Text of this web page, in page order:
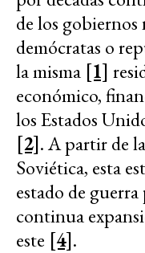
de los gobiernos
demócratas o
la misma [1]
económico,
los Estados
[2]. A partir de
Soviética, esta
estado de
continua
este [4].